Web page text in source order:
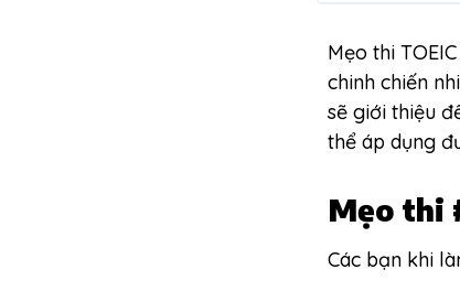
Mẹo thi
chinh chiến
sẽ giới thiệu
thể áp dụng
Mẹo thi
Các bạn khi